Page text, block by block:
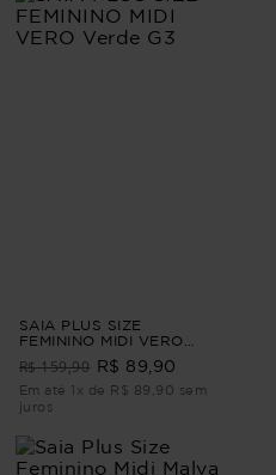
SAIA PLUS SIZE
FEMININO MIDI VERO
R$ 159,90 R$ 89,90
Em até 1x de R$ 89,90 sem
juros